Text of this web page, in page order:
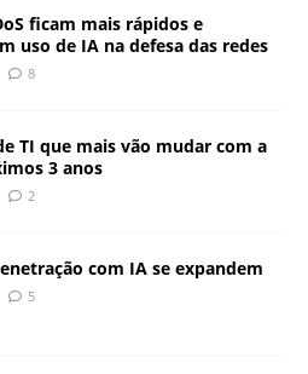
ficam mais rápidos e
uso de IA na defesa das redes
8
TI que mais vão mudar com a
3 anos
2
com IA se expandem
5